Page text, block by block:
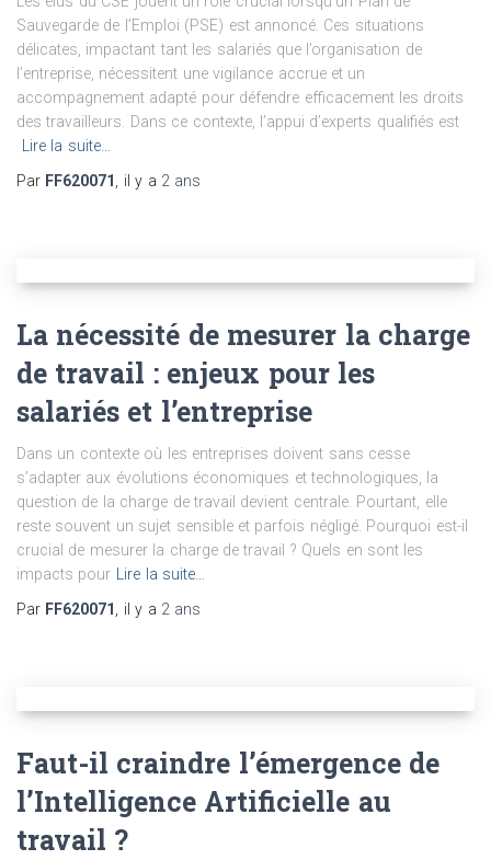
Sauvegarde de l’Emploi (PSE) est annoncé. Ces situations
délicates, impactant tant les salariés que l’organisation de
l’entreprise, nécessitent une vigilance accrue et un
accompagnement adapté pour défendre efficacement les droits
des travailleurs. Dans ce contexte, l’appui d’experts qualifiés est
Lire la suite…
Par FF620071 , il y a 2 ans
La nécessité de mesurer la charge
de travail : enjeux pour les
salariés et l’entreprise
Dans un contexte où les entreprises doivent sans cesse
s’adapter aux évolutions économiques et technologiques, la
question de la charge de travail devient centrale. Pourtant, elle
reste souvent un sujet sensible et parfois négligé. Pourquoi est-il
crucial de mesurer la charge de travail ? Quels en sont les
impacts pour Lire la suite…
Par FF620071 , il y a 2 ans
Faut-il craindre l’émergence de
l’Intelligence Artificielle au
travail ?